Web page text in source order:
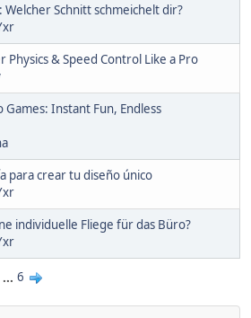
Schnitt schmeichelt dir?
Physics & Speed Control Like a Pro
Instant Fun, Endless
para crear tu diseño único
individuelle Fliege für das Büro?
... 6